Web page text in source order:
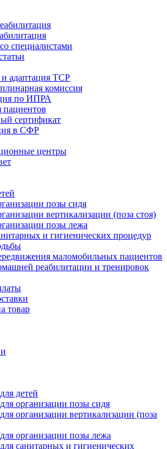
специалистами
и адаптация ТСР
комиссия
по ИПРА
сертификат
в СФР
центры
позы сидя
вертикализации (поза стоя)
позы лежа
и гигиенических процедур
маломобильных пациентов
реабилитации и тренировок
товар
детей
организации позы сидя
организации вертикализации (поза
организации позы лежа
санитарных и гигиенических